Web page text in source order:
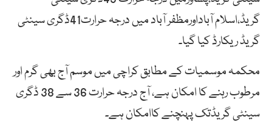
گریڈ،اسلام آباداورمظفر آباد میں درجہ حرارت41ڈگری سینٹی
گریڈ ریکارڈ کیا گیا۔
محکمہ موسمیات کے مطابق کراچی میں موسم آج بھی گرم اور
مرطوب رہنے کا امکان ہے، آج درجہ حرارت 36 سے 38 ڈگری
سینٹی گریڈتک پہنچنے کاامکان ہے۔